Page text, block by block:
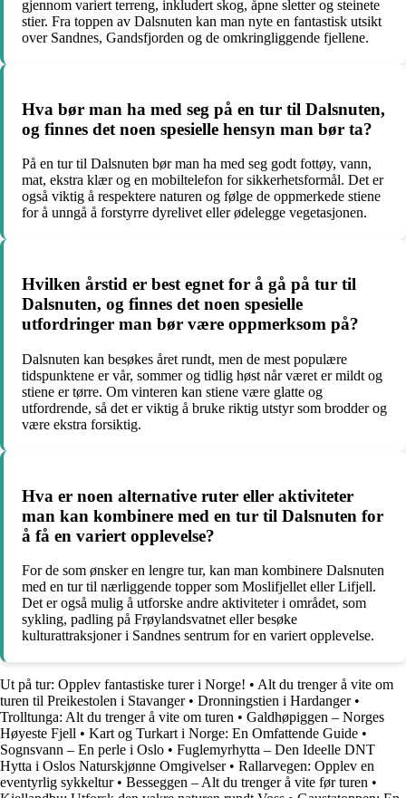
gjennom variert terreng, inkludert skog, åpne sletter og steinete
stier. Fra toppen av Dalsnuten kan man nyte en fantastisk utsikt
over Sandnes, Gandsfjorden og de omkringliggende fjellene.
Hva bør man ha med seg på en tur til Dalsnuten,
og finnes det noen spesielle hensyn man bør ta?
På en tur til Dalsnuten bør man ha med seg godt fottøy, vann,
mat, ekstra klær og en mobiltelefon for sikkerhetsformål. Det er
også viktig å respektere naturen og følge de oppmerkede stiene
for å unngå å forstyrre dyrelivet eller ødelegge vegetasjonen.
Hvilken årstid er best egnet for å gå på tur til
Dalsnuten, og finnes det noen spesielle
utfordringer man bør være oppmerksom på?
Dalsnuten kan besøkes året rundt, men de mest populære
tidspunktene er vår, sommer og tidlig høst når været er mildt og
stiene er tørre. Om vinteren kan stiene være glatte og
utfordrende, så det er viktig å bruke riktig utstyr som brodder og
være ekstra forsiktig.
Hva er noen alternative ruter eller aktiviteter
man kan kombinere med en tur til Dalsnuten for
å få en variert opplevelse?
For de som ønsker en lengre tur, kan man kombinere Dalsnuten
med en tur til nærliggende topper som Moslifjellet eller Lifjell.
Det er også mulig å utforske andre aktiviteter i området, som
sykling, padling på Frøylandsvatnet eller besøke
kulturattraksjoner i Sandnes sentrum for en variert opplevelse.
Ut på tur: Opplev fantastiske turer i Norge! • Alt du trenger å vite om
turen til Preikestolen i Stavanger• Dronningstien i Hardanger•
Trolltunga: Alt du trenger å vite om turen • Galdhøpiggen – Norges
Høyeste Fjell • Kart og Turkart i Norge: En Omfattende Guide •
Sognsvann – En perle i Oslo • Fuglemyrhytta – Den Ideelle DNT
Hytta i Oslos Naturskjønne Omgivelser• Rallarvegen: Opplev en
eventyrlig sykkeltur• Besseggen – Alt du trenger å vite før turen •